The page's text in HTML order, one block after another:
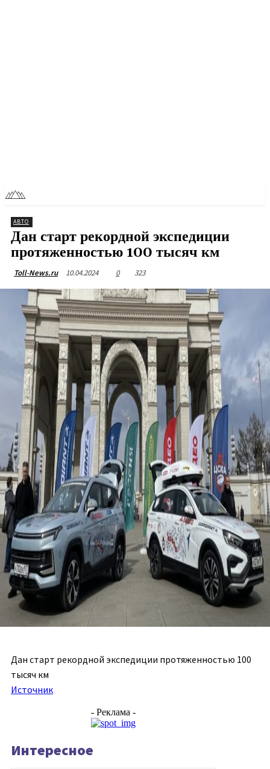
АВТО
Дан старт рекордной экспедиции
протяженностью 100 тысяч км
Toll-News.ru 10.04.2024 0 323
Дан старт рекордной экспедиции протяженностью 100
тысяч км
Источник
- Реклама -
Интересное